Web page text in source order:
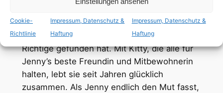
Cookie-
Richtlinie
Impressum, Datenschutz &
Haftung
Impressum, Datenschutz &
Haftung
in der Jenny groß geworden ist, immer
wieder. Niemand ahnt, dass Jenny längst die
Richtige gefunden hat. Mit Kitty, die alle für
Jenny’s beste Freundin und Mitbewohnerin
halten, lebt sie seit Jahren glücklich
zusammen. Als Jenny endlich den Mut fasst,